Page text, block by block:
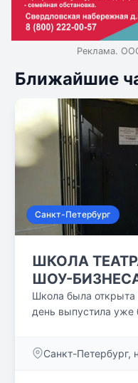
Реклама.
Ближайшие
Санкт-Петербург
ШКОЛА
ШОУ-
Школа была открыта
день выпустила уже
подходе к ученику,
Санкт-Петербург,